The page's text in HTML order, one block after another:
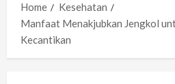
Home
Kesehatan
Manfaat Menakjubkan Jengkol
Kecantikan